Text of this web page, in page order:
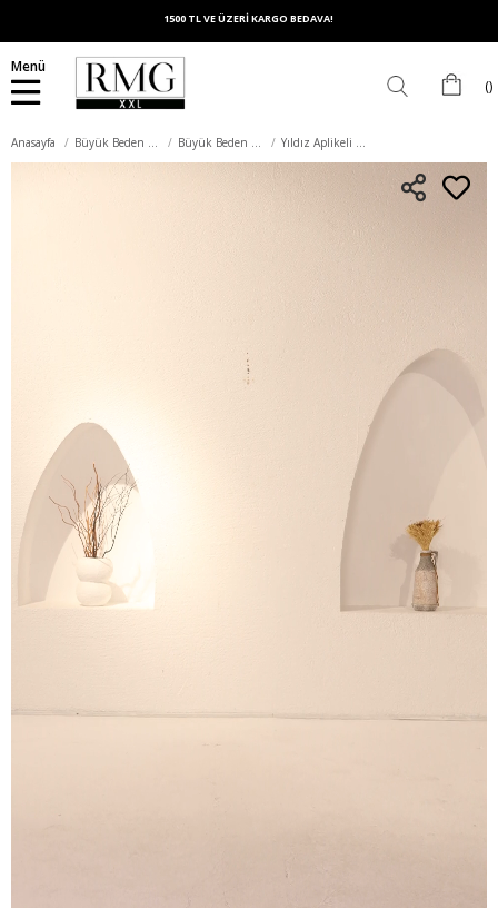
1500 TL VE ÜZERİ KARGO BEDAVA!
Menü
Anasayfa Büyük Beden Üst Giyim Büyük Beden Tişört Yıldız Aplikeli Kadın Büyük Beden Tişört Siyah